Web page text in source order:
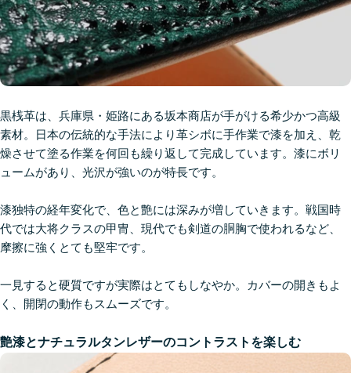
黒桟革は、兵庫県・姫路にある坂本商店が手がける希少かつ高級
素材。日本の伝統的な手法により革シボに手作業で漆を加え、乾
燥させて塗る作業を何回も繰り返して完成しています。漆にボリ
ュームがあり、光沢が強いのが特長です。
漆独特の経年変化で、色と艶には深みが増していきます。戦国時
代では大将クラスの甲冑、現代でも剣道の胴胸で使われるなど、
摩擦に強くとても堅牢です。
一見すると硬質ですが実際はとてもしなやか。カバーの開きもよ
く、開閉の動作もスムーズです。
艶漆とナチュラルタンレザーのコントラストを楽しむ